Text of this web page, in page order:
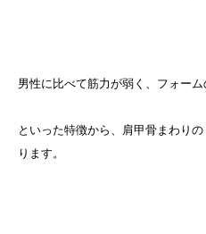
男性に比べて筋力が弱く、フォー
といった特徴から、肩甲骨まわり
ります。